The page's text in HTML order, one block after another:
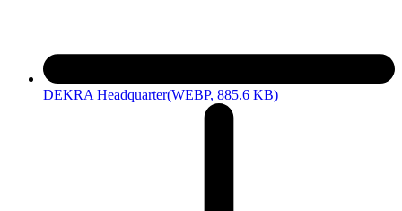
DEKRA Headquarter(WEBP, 885.6 KB)